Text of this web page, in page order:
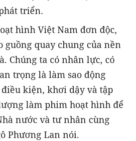
triển.
hình Việt Nam đơn độc,
guồng quay chung của nền
Chúng ta có nhân lực, có
trọng là làm sao động
kiện, khơi dậy và tập
làm phim hoạt hình để
nước và tư nhân cùng
Phương Lan nói.